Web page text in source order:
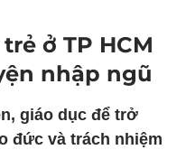
ở TP HCM
nhập ngũ
giáo dục để trở
đức và trách nhiệm